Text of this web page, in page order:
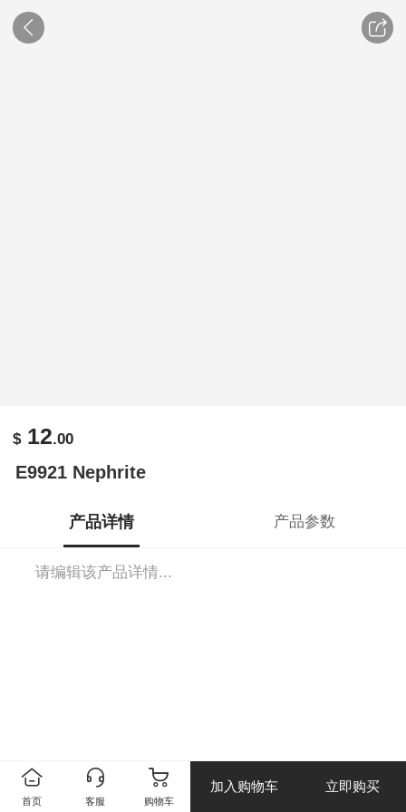
$ 12.00
E9921 Nephrite
产品详情 产品参数
请编辑该产品详情...
首页 客服 购物车
加入购物车 立即购买